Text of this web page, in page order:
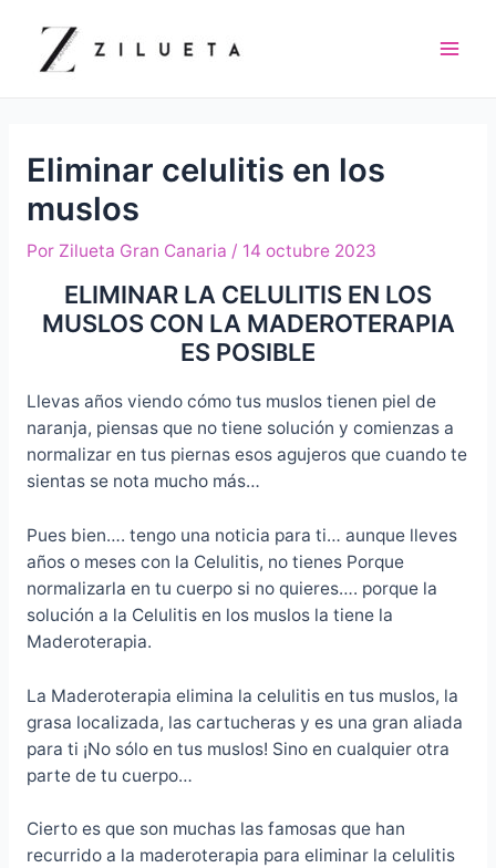
contenido
Eliminar celulitis en los
muslos
Por Zilueta Gran Canaria / 14 octubre 2023
ELIMINAR LA CELULITIS EN LOS
MUSLOS CON LA MADEROTERAPIA
ES POSIBLE
Llevas años viendo cómo tus muslos tienen piel de
naranja, piensas que no tiene solución y comienzas a
normalizar en tus piernas esos agujeros que cuando te
sientas se nota mucho más…
Pues bien…. tengo una noticia para ti… aunque lleves
años o meses con la Celulitis, no tienes Porque
normalizarla en tu cuerpo si no quieres…. porque la
solución a la Celulitis en los muslos la tiene la
Maderoterapia.
La Maderoterapia elimina la celulitis en tus muslos, la
grasa localizada, las cartucheras y es una gran aliada
para ti ¡No sólo en tus muslos! Sino en cualquier otra
parte de tu cuerpo…
Cierto es que son muchas las famosas que han
recurrido a la maderoterapia para eliminar la celulitis